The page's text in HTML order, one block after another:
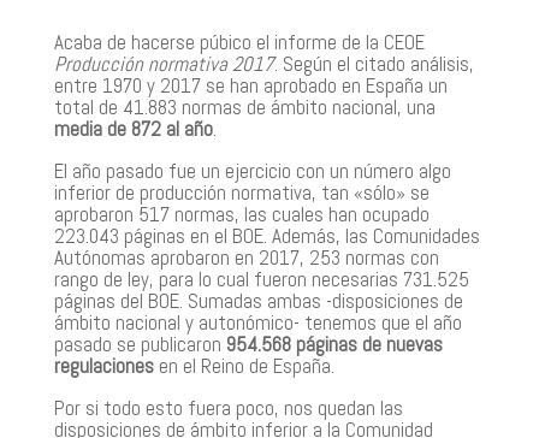
Acaba de hacerse púbico el informe de la CEOE
Producción normativa 2017. Según el citado análisis,
entre 1970 y 2017 se han aprobado en España un
total de 41.883 normas de ámbito nacional, una
media de 872 al año.
El año pasado fue un ejercicio con un número algo
inferior de producción normativa, tan «sólo» se
aprobaron 517 normas, las cuales han ocupado
223.043 páginas en el BOE. Además, las Comunidades
Autónomas aprobaron en 2017, 253 normas con
rango de ley, para lo cual fueron necesarias 731.525
páginas del BOE. Sumadas ambas -disposiciones de
ámbito nacional y autonómico- tenemos que el año
pasado se publicaron 954.568 páginas de nuevas
regulacionesen el Reino de España.
Por si todo esto fuera poco, nos quedan las
disposiciones de ámbito inferior a la Comunidad